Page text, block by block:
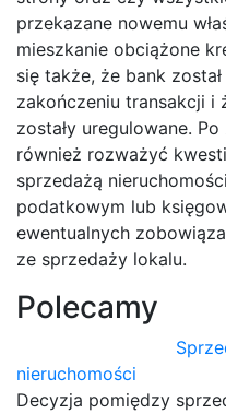
przekazane nowemu
mieszkanie obciążone
się także, że bank
zakończeniu transakcji i
zostały uregulowane.
również rozważyć
sprzedażą
podatkowym lub
ewentualnych
ze sprzedaży lokalu.
Polecamy
nieruchomości
Decyzja pomiędzy